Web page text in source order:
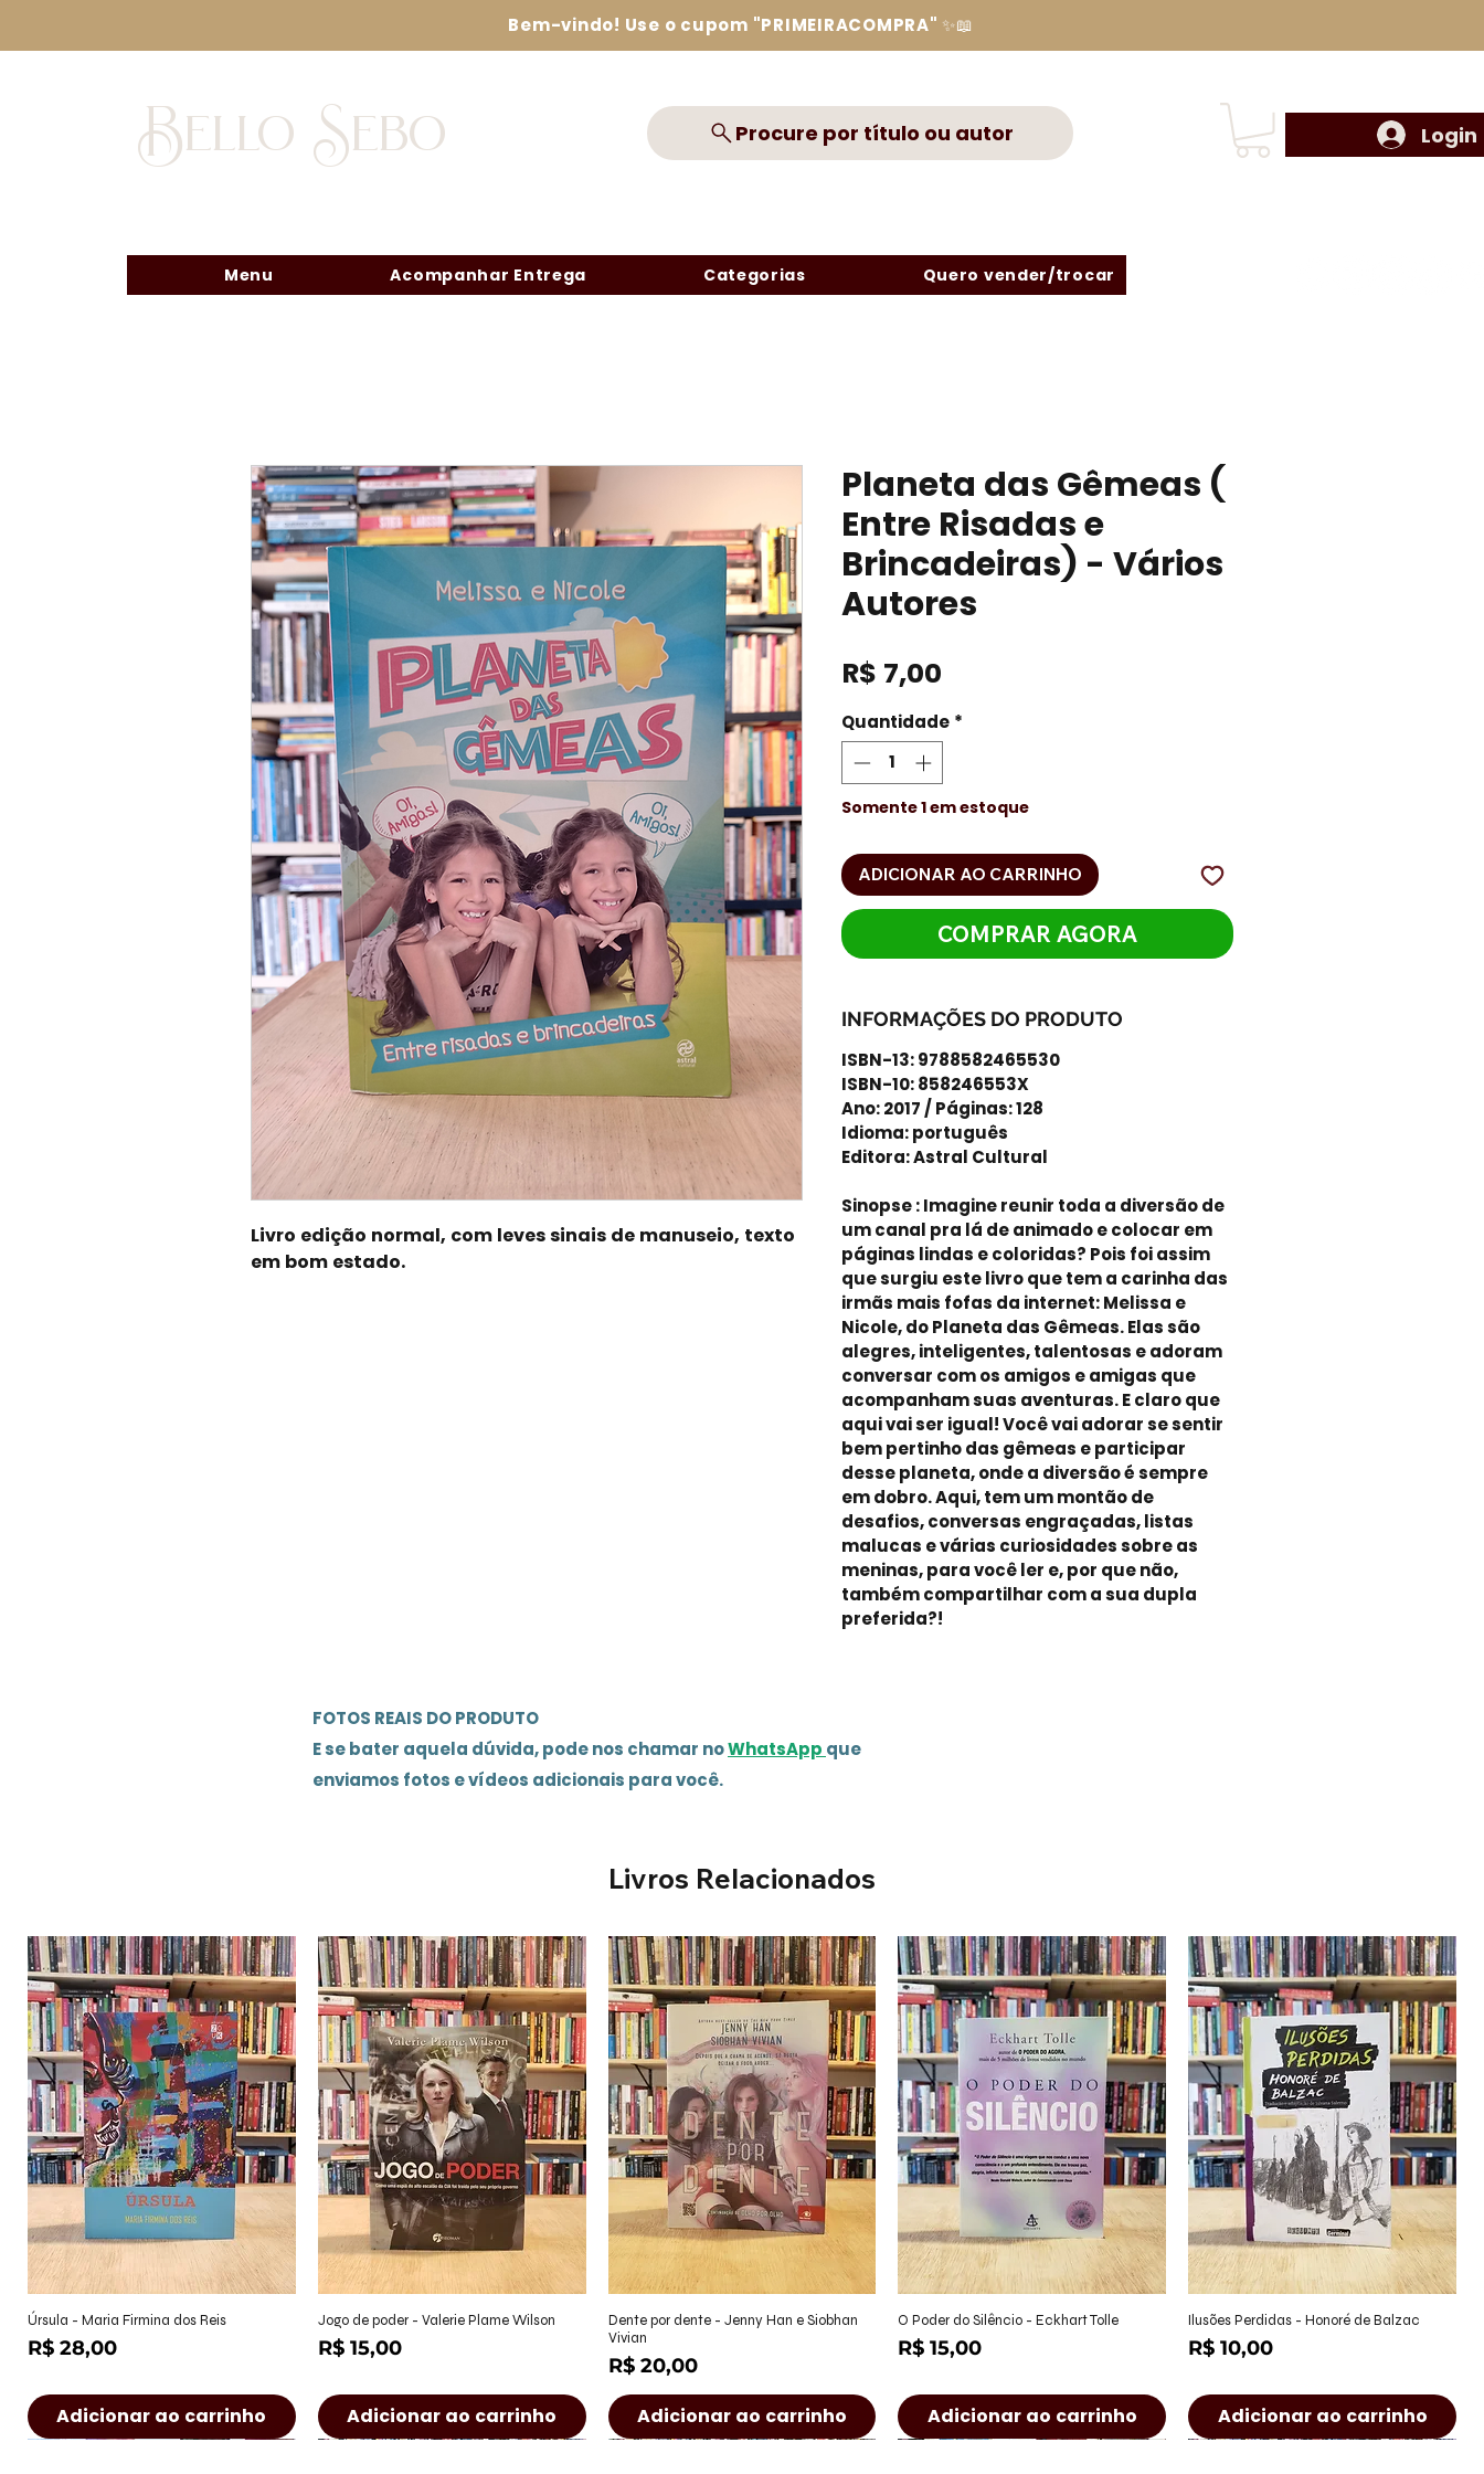
Bem-vindo! Use o cupom "PRIMEIRACOMPRA" ✨📖
Bello Sebo Procure por título ou autor
Menu Acompanhar Entrega Categorias Quero vender/trocar
Login
Livro edição normal, com leves sinais de manuseio, texto
em bom estado.
Planeta das Gêmeas (
Entre Risadas e
Brincadeiras) - Vários
Autores
R$ 7,00
Quantidade *
Somente 1 em estoque
ADICIONAR AO CARRINHO
COMPRAR AGORA
INFORMAÇÕES DO PRODUTO
ISBN-13: 9788582465530
ISBN-10: 858246553X
Ano: 2017 / Páginas: 128
Idioma: português
Editora: Astral Cultural
Sinopse : Imagine reunir toda a diversão de
um canal pra lá de animado e colocar em
páginas lindas e coloridas? Pois foi assim
que surgiu este livro que tem a carinha das
irmãs mais fofas da internet: Melissa e
Nicole, do Planeta das Gêmeas. Elas são
alegres, inteligentes, talentosas e adoram
conversar com os amigos e amigas que
acompanham suas aventuras. E claro que
aqui vai ser igual! Você vai adorar se sentir
bem pertinho das gêmeas e participar
desse planeta, onde a diversão é sempre
em dobro. Aqui, tem um montão de
desafios, conversas engraçadas, listas
malucas e várias curiosidades sobre as
meninas, para você ler e, por que não,
também compartilhar com a sua dupla
preferida?!
FOTOS REAIS DO PRODUTO
E se bater aquela dúvida, pode nos chamar noWhatsApp que
enviamos fotos e vídeos adicionais para você.
Livros Relacionados
Visualização rápida
Úrsula - Maria Firmina dos Reis
Preço
R$ 28,00
Adicionar ao carrinho
Visualização rápida
Jogo de poder - Valerie Plame Wilson
Preço
R$ 15,00
Adicionar ao carrinho
Visualização rápida
Dente por dente - Jenny Han e Siobhan
Vivian
Preço
R$ 20,00
Adicionar ao carrinho
Visualização rápida
O Poder do Silêncio - Eckhart Tolle
Preço
R$ 15,00
Adicionar ao carrinho
Visualização rápida
Ilusões Perdidas - Honoré de Balzac
Preço
R$ 10,00
Adicionar ao carrinho